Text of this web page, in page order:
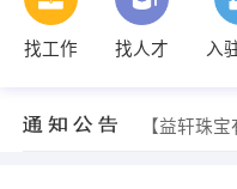
找工作 找人才 入
【益轩珠